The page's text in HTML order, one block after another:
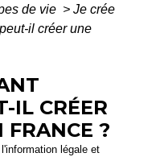
de vie > Je crée
il créer une
IL CRÉER
FRANCE ?
légale et